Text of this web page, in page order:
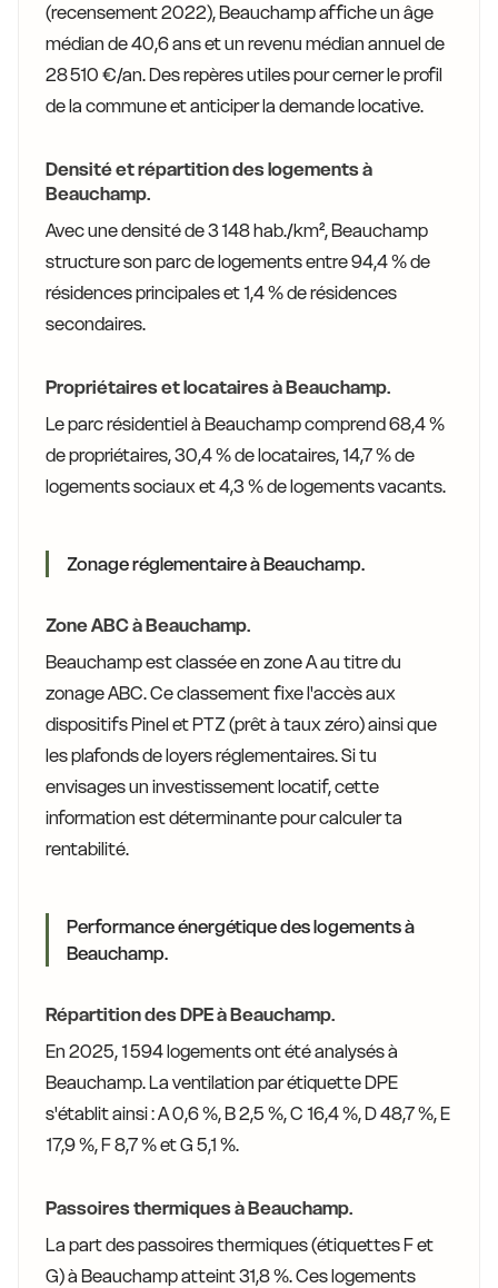
(recensement 2022), Beauchamp affiche un âge
médian de 40,6 ans et un revenu médian annuel de
28 510 €/an. Des repères utiles pour cerner le profil
de la commune et anticiper la demande locative.
Densité et répartition des logements à
Beauchamp.
Avec une densité de 3 148 hab./km², Beauchamp
structure son parc de logements entre 94,4 % de
résidences principales et 1,4 % de résidences
secondaires.
Propriétaires et locataires à Beauchamp.
Le parc résidentiel à Beauchamp comprend 68,4 %
de propriétaires, 30,4 % de locataires, 14,7 % de
logements sociaux et 4,3 % de logements vacants.
Zonage réglementaire à Beauchamp.
Zone ABC à Beauchamp.
Beauchamp est classée en zone A au titre du
zonage ABC. Ce classement fixe l'accès aux
dispositifs Pinel et PTZ (prêt à taux zéro) ainsi que
les plafonds de loyers réglementaires. Si tu
envisages un investissement locatif, cette
information est déterminante pour calculer ta
rentabilité.
Performance énergétique des logements à
Beauchamp.
Répartition des DPE à Beauchamp.
En 2025, 1 594 logements ont été analysés à
Beauchamp. La ventilation par étiquette DPE
s'établit ainsi : A 0,6 %, B 2,5 %, C 16,4 %, D 48,7 %, E
17,9 %, F 8,7 % et G 5,1 %.
Passoires thermiques à Beauchamp.
La part des passoires thermiques (étiquettes F et
G) à Beauchamp atteint 31,8 %. Ces logements